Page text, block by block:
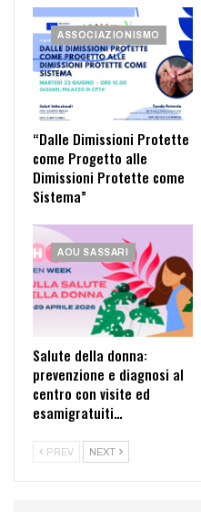
ASSOCIAZIONISMO
“Dalle Dimissioni Protette
come Progetto alle
Dimissioni Protette come
Sistema”
AOU SASSARI
Salute della donna:
prevenzione e diagnosi al
centro con visite ed
esamigratuiti…
PREV NEXT